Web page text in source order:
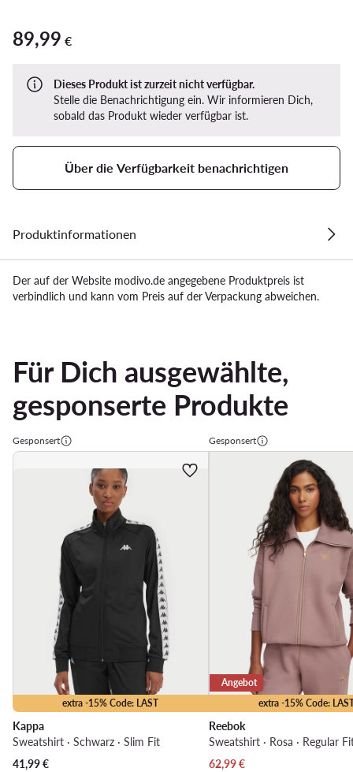
89,99 €
89,99 €
Dieses Produkt ist zurzeit nicht verfügbar.
Stelle die Benachrichtigung ein. Wir informieren Dich,
sobald das Produkt wieder verfügbar ist.
Über die Verfügbarkeit benachrichtigen
Produktinformationen
Der auf der Website modivo.de angegebene Produktpreis ist
verbindlich und kann vom Preis auf der Verpackung abweichen.
Für Dich ausgewählte,
gesponserte Produkte
Gesponsert
extra -15% Code: LAST
Kappa
Sweatshirt · Schwarz · Slim Fit
41,99€
Gesponsert
extra -15% Code:
Angebot
Reebok
Sweatshirt · Rosa · Regular
Aktueller Preis
62,99€